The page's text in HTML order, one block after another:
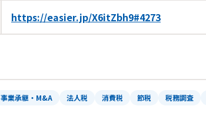
https://easier.jp/X6itZbh9#4273
事業承継・M&A 法人税 消費税 節税 税務調査